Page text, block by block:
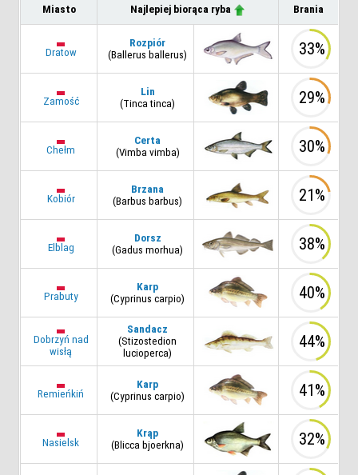
Miasto Najlepiej biorąca ryba Brania
Dratow
Rozpiór
(Ballerus ballerus)
33%
Zamość
Lin
(Tinca tinca)
29%
Chełm
Certa
(Vimba vimba)
30%
Kobiór
Brzana
(Barbus barbus)
21%
Elblag
Dorsz
(Gadus morhua)
38%
Prabuty
Karp
(Cyprinus carpio)
40%
Dobrzyń nad
wisłą
Sandacz
(Stizostedion
lucioperca)
44%
Remieńkiń
Karp
(Cyprinus carpio)
41%
Nasielsk
Krąp
(Blicca bjoerkna)
32%